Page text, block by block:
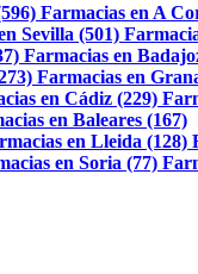
Farmacias en A
Sevilla (501)
Farmacias en
Farmacias en
en Cádiz (229)
en Baleares (167)
en Lleida (128)
en Soria (77)